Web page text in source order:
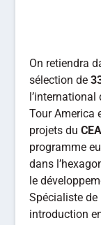
On retiendra
sélection de
l’international
Tour America
projets duCEA
programme
dans
le
Spécialiste de
introduction